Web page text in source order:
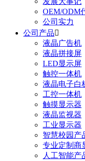
OEM/ODM
公司实力
公司产品
液晶广告机
液晶拼接屏
LED显示屏
触控一体机
液晶电子白
工控一体机
触摸显示器
液晶监视器
工业显示器
智慧校园产
专业定制商
人工智能产